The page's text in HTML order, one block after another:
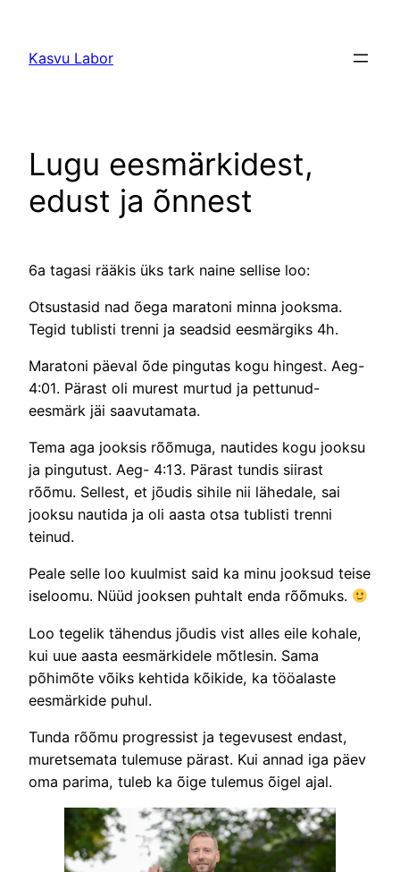
juurde
Kasvu Labor
Lugu eesmärkidest,
edust ja õnnest
6a tagasi rääkis üks tark naine sellise loo:
Otsustasid nad õega maratoni minna jooksma.
Tegid tublisti trenni ja seadsid eesmärgiks 4h.
Maratoni päeval õde pingutas kogu hingest. Aeg-
4:01. Pärast oli murest murtud ja pettunud-
eesmärk jäi saavutamata.
Tema aga jooksis rõõmuga, nautides kogu jooksu
ja pingutust. Aeg- 4:13. Pärast tundis siirast
rõõmu. Sellest, et jõudis sihile nii lähedale, sai
jooksu nautida ja oli aasta otsa tublisti trenni
teinud.
Peale selle loo kuulmist said ka minu jooksud teise
iseloomu. Nüüd jooksen puhtalt enda rõõmuks.
Loo tegelik tähendus jõudis vist alles eile kohale,
kui uue aasta eesmärkidele mõtlesin. Sama
põhimõte võiks kehtida kõikide, ka tööalaste
eesmärkide puhul.
Tunda rõõmu progressist ja tegevusest endast,
muretsemata tulemuse pärast. Kui annad iga päev
oma parima, tuleb ka õige tulemus õigel ajal.